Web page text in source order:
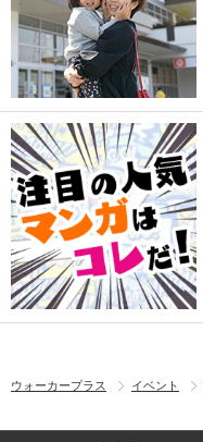
ウォーカープラス イベント